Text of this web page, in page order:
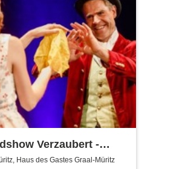
Verzaubert -
Jalin Alfar in Graal-
Haus des Gastes Graal-Müritz